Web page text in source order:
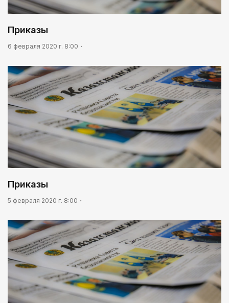
Приказы
6 февраля 2020 г. 8:00
Приказы
5 февраля 2020 г. 8:00